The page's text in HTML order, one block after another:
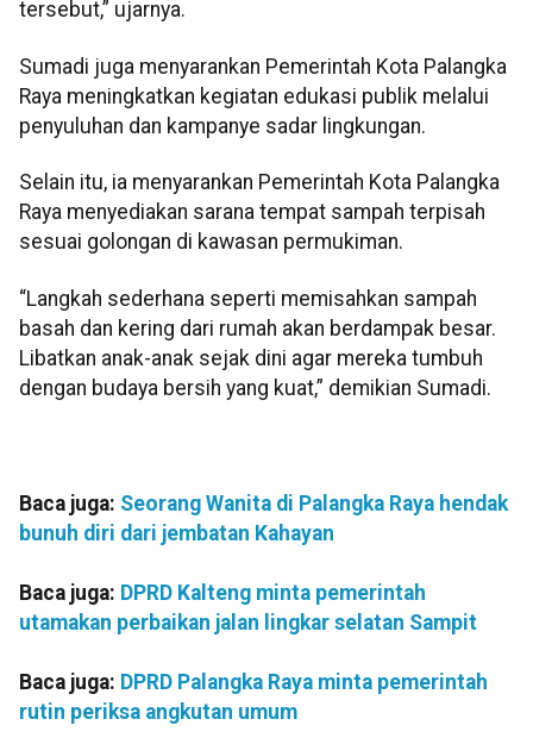
tersebut,” ujarnya.
Sumadi juga menyarankan Pemerintah Kota Palangka
Raya meningkatkan kegiatan edukasi publik melalui
penyuluhan dan kampanye sadar lingkungan.
Selain itu, ia menyarankan Pemerintah Kota Palangka
Raya menyediakan sarana tempat sampah terpisah
sesuai golongan di kawasan permukiman.
“Langkah sederhana seperti memisahkan sampah
basah dan kering dari rumah akan berdampak besar.
Libatkan anak-anak sejak dini agar mereka tumbuh
dengan budaya bersih yang kuat,” demikian Sumadi.
Baca juga: Seorang Wanita di Palangka Raya hendak
bunuh diri dari jembatan Kahayan
Baca juga: DPRD Kalteng minta pemerintah
utamakan perbaikan jalan lingkar selatan Sampit
Baca juga: DPRD Palangka Raya minta pemerintah
rutin periksa angkutan umum